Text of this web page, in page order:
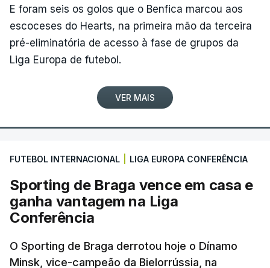
E foram seis os golos que o Benfica marcou aos
escoceses do Hearts, na primeira mão da terceira
pré-eliminatória de acesso à fase de grupos da
Liga Europa de futebol.
VER MAIS
FUTEBOL INTERNACIONAL LIGA EUROPA CONFERÊNCIA
Sporting de Braga vence em casa e
ganha vantagem na Liga
Conferência
O Sporting de Braga derrotou hoje o Dínamo
Minsk, vice-campeão da Bielorrússia, na